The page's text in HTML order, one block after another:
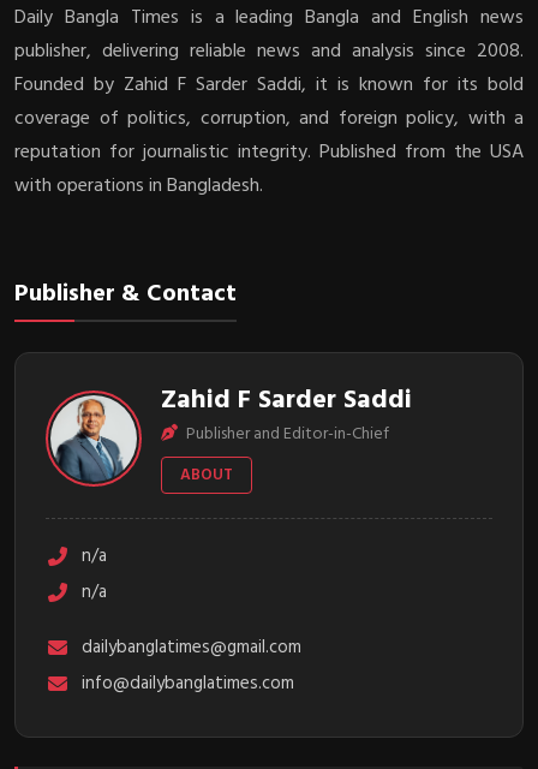
Daily Bangla Times is a leading Bangla and English news
publisher, delivering reliable news and analysis since 2008.
Founded by Zahid F Sarder Saddi, it is known for its bold
coverage of politics, corruption, and foreign policy, with a
reputation for journalistic integrity. Published from the USA
with operations in Bangladesh.
Publisher & Contact
Zahid F Sarder Saddi
Publisher and Editor-in-Chief
ABOUT
n/a
n/a
dailybanglatimes@gmail.com
info@dailybanglatimes.com